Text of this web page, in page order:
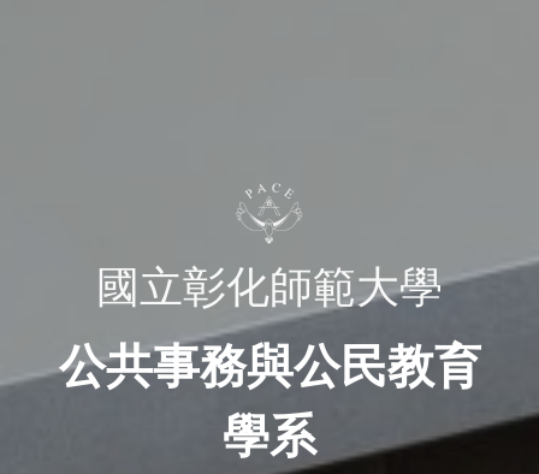
國立彰化師範大學
公共事務與公民教育
學系